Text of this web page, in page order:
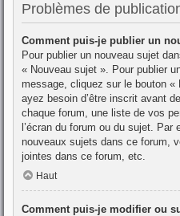
Problèmes de
Comment puis-je publier un
Pour publier un nouveau sujet
« Nouveau sujet ». Pour publier
message, cliquez sur le bouton
ayez besoin d’être inscrit avant
chaque forum, une liste de vos
l’écran du forum ou du sujet.
nouveaux sujets dans ce forum,
jointes dans ce forum, etc.
Haut
Comment puis-je modifier ou